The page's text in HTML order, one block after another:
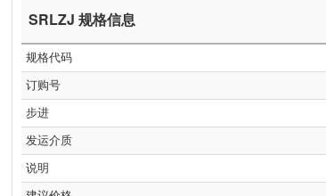
SRLZJ 规格信息
规格代码
订购号
步进
发运介质
说明